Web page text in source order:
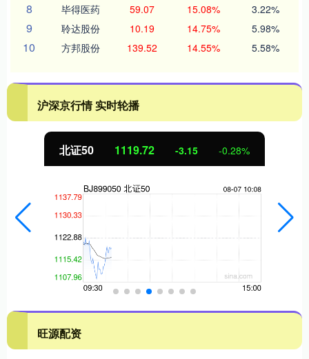
8 毕得医药 59.07 15.08% 3.22%
9 聆达股份 10.19 14.75% 5.98%
10 方邦股份 139.52 14.55% 5.58%
沪深京行情 实时轮播
北证50 1119.72 -3.15 -0.28%
旺源配资